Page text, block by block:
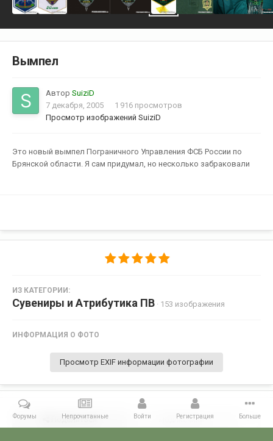
Вымпел
Автор SuiziD
7 декабря, 2005
1 916 просмотров
Просмотр изображений SuiziD
Это новый вымпел Пограничного Управления ФСБ России по
Брянской области. Я сам придумал, но несколько забраковали
ИЗ КАТЕГОРИИ:
Сувениры и Атрибутика ПВ · 153 изображения
ИНФОРМАЦИЯ О ФОТО
Просмотр EXIF информации фотографии
Поделиться Подписчики 0
Форумы Непрочитанные Войти Регистрация Больше